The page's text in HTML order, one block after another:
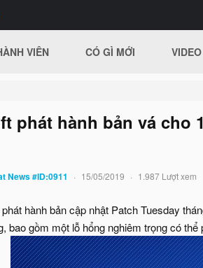
VIÊN CÓ GÌ MỚI VIDEO
phát hành bản vá cho
News #ID:0911 15/05/2019 1.987 Lượt xem
hành bản cập nhật Patch Tuesday
bao gồm một lỗ hổng nghiêm trọng có